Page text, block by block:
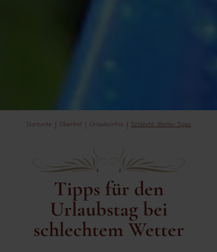
Startseite Oberhof Urlaubsinfos Schlecht -Wetter Tipps
Tipps für den
Urlaubstag bei
schlechtem Wetter